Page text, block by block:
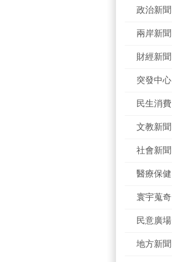
政治新聞
兩岸新聞
財經新聞
突發中心
民生消費
文教新聞
社會新聞
醫療保健
寰宇蒐奇
民意廣場
地方新聞